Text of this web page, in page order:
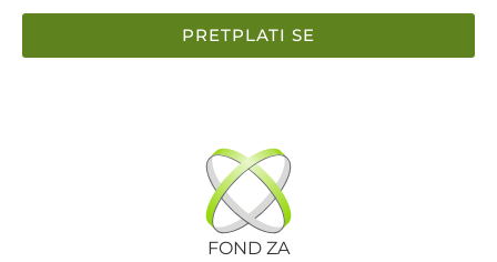
PRETPLATI SE
FOND ZA